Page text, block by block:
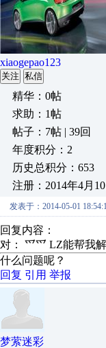
xiaogepao123
关注 私信
精华：0帖
求助：1帖
帖子：7帖 | 39回
年度积分：2
历史总积分：653
注册：2014年4月10
发表于：2014-05-01
回复内容：
对： 爫爫 LZ能帮我
什么问题呢？
回复 引用 举报
梦萦迷彩